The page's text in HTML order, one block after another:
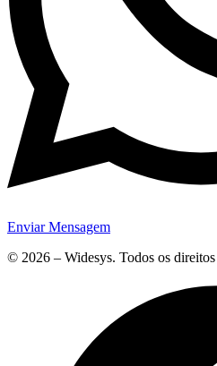
Enviar Mensagem
© 2026 – Widesys. Todos os direitos